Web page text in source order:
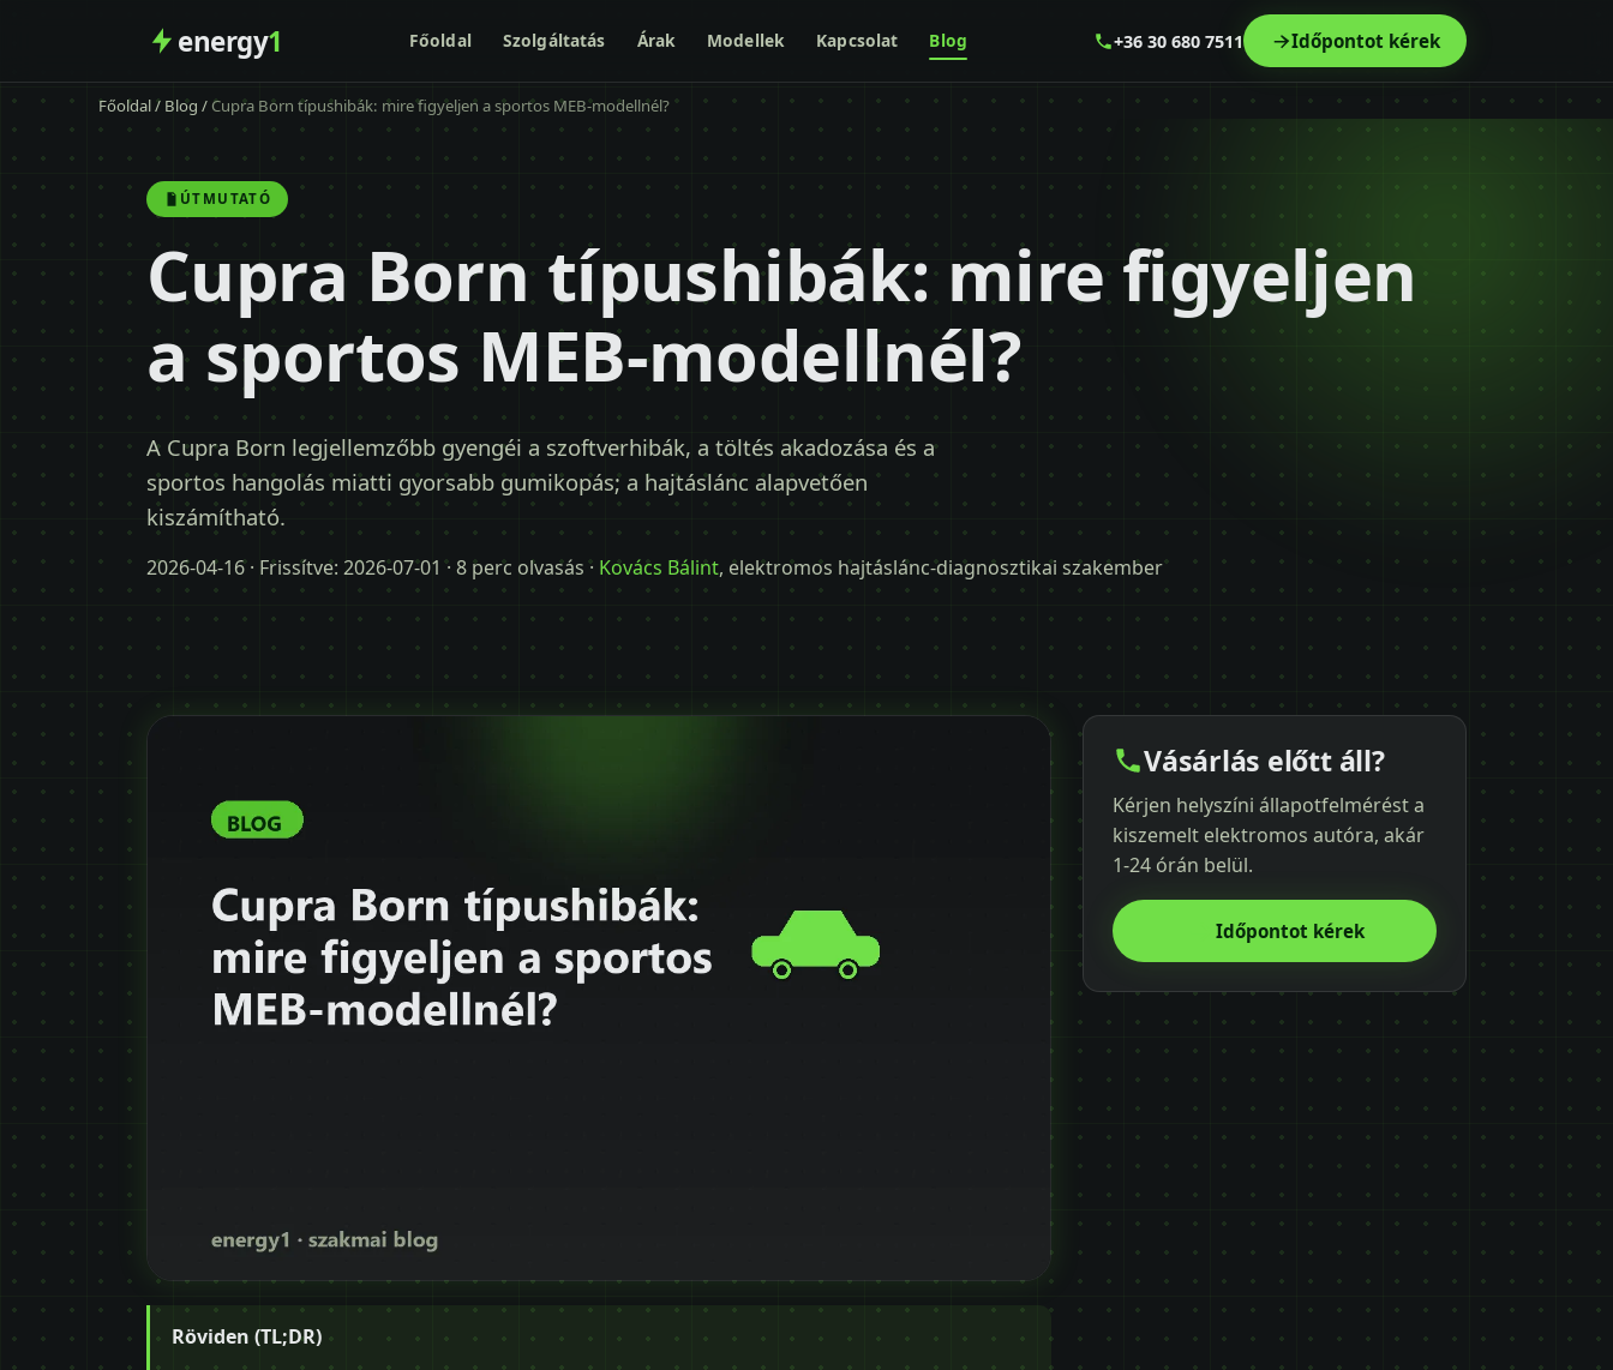
energy1 Főoldal Szolgáltatás Árak Modellek Kapcsolat Blog +36 30 680 7511 Időpontot kérek
Főoldal/ Blog / Cupra Born típushibák: mire figyeljen a sportos MEB-modellnél?
ÚTMUTATÓ
Cupra Born típushibák: mire figyeljen
a sportos MEB-modellnél?
A Cupra Born legjellemzőbb gyengéi a szoftverhibák, a töltés akadozása és a
sportos hangolás miatti gyorsabb gumikopás; a hajtáslánc alapvetően
kiszámítható.
2026-04-16· Frissítve: 2026-07-01 · 8 perc olvasás · Kovács Bálint, elektromos hajtáslánc-diagnosztikai szakember
Röviden (TL;DR)
Vásárlás előtt áll?
Kérjen helyszíni állapotfelmérést a
kiszemelt elektromos autóra, akár
1-24 órán belül.
Időpontot kérek